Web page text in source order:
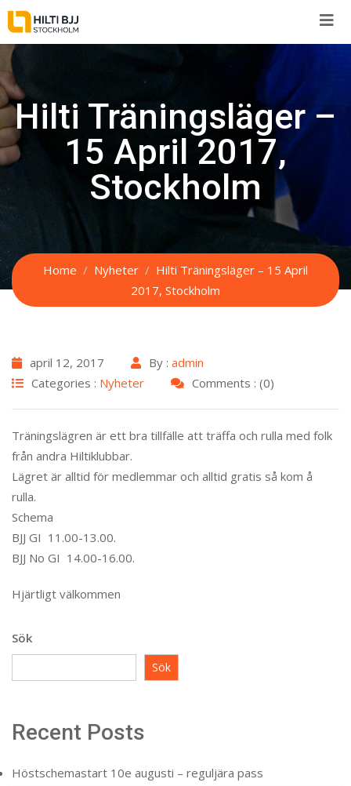
Skip
to
content
Hilti Träningsläger –
15 April 2017,
Stockholm
Home Nyheter
Hilti Träningsläger – 15 April
2017, Stockholm
april 12, 2017 By : admin
Categories : Nyheter Comments : (0)
Träningslägren är ett bra tillfälle att träffa och rulla med folk
från andra Hiltiklubbar.
Lägret är alltid för medlemmar och alltid gratis så kom å
rulla.
Schema
BJJ GI 11.00-13.00.
BJJ No GI 14.00-16.00.
Hjärtligt välkommen
Sök
Sök
Recent Posts
Höstschemastart 10e augusti – reguljära pass